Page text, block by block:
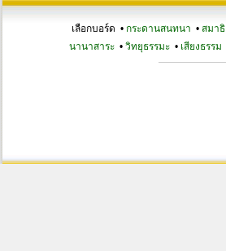
เลือกบอร์ด • กระดานสนทนา • สมาธิ
นานาสาระ• วิทยุธรรมะ• เสียงธรรม